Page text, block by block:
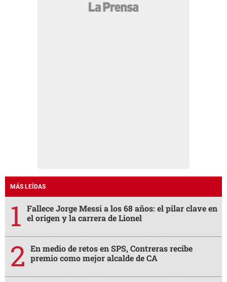
MÁS LEÍDAS
Fallece Jorge Messi a los 68 años: el pilar clave en
el origen y la carrera de Lionel
En medio de retos en SPS, Contreras recibe
premio como mejor alcalde de CA